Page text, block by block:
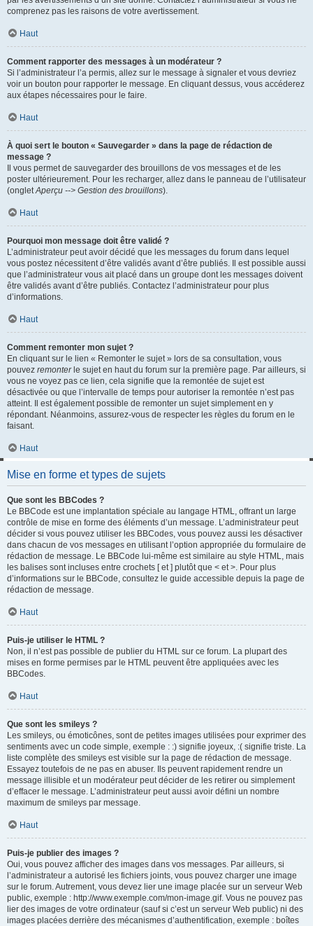
comprenez pas les raisons de votre avertissement.
Haut
Comment rapporter des messages à un modérateur ?
Si l’administrateur l’a permis, allez sur le message à signaler et vous devriez
voir un bouton pour rapporter le message. En cliquant dessus, vous accéderez
aux étapes nécessaires pour le faire.
Haut
À quoi sert le bouton « Sauvegarder » dans la page de rédaction de
message ?
Il vous permet de sauvegarder des brouillons de vos messages et de les
poster ultérieurement. Pour les recharger, allez dans le panneau de l’utilisateur
(ongletAperçu --> Gestion des brouillons).
Haut
Pourquoi mon message doit être validé ?
L’administrateur peut avoir décidé que les messages du forum dans lequel
vous postez nécessitent d’être validés avant d’être publiés. Il est possible aussi
que l’administrateur vous ait placé dans un groupe dont les messages doivent
être validés avant d’être publiés. Contactez l’administrateur pour plus
d’informations.
Haut
Comment remonter mon sujet ?
En cliquant sur le lien « Remonter le sujet » lors de sa consultation, vous
pouvez remonterle sujet en haut du forum sur la première page. Par ailleurs, si
vous ne voyez pas ce lien, cela signifie que la remontée de sujet est
désactivée ou que l’intervalle de temps pour autoriser la remontée n’est pas
atteint. Il est également possible de remonter un sujet simplement en y
répondant. Néanmoins, assurez-vous de respecter les règles du forum en le
faisant.
Haut
Mise en forme et types de sujets
Que sont les BBCodes ?
Le BBCode est une implantation spéciale au langage HTML, offrant un large
contrôle de mise en forme des éléments d’un message. L’administrateur peut
décider si vous pouvez utiliser les BBCodes, vous pouvez aussi les désactiver
dans chacun de vos messages en utilisant l’option appropriée du formulaire de
rédaction de message. Le BBCode lui-même est similaire au style HTML, mais
les balises sont incluses entre crochets [ et ] plutôt que < et >. Pour plus
d’informations sur le BBCode, consultez le guide accessible depuis la page de
rédaction de message.
Haut
Puis-je utiliser le HTML ?
Non, il n’est pas possible de publier du HTML sur ce forum. La plupart des
mises en forme permises par le HTML peuvent être appliquées avec les
BBCodes.
Haut
Que sont les smileys ?
Les smileys, ou émoticônes, sont de petites images utilisées pour exprimer des
sentiments avec un code simple, exemple : :) signifie joyeux, :( signifie triste. La
liste complète des smileys est visible sur la page de rédaction de message.
Essayez toutefois de ne pas en abuser. Ils peuvent rapidement rendre un
message illisible et un modérateur peut décider de les retirer ou simplement
d’effacer le message. L’administrateur peut aussi avoir défini un nombre
maximum de smileys par message.
Haut
Puis-je publier des images ?
Oui, vous pouvez afficher des images dans vos messages. Par ailleurs, si
l’administrateur a autorisé les fichiers joints, vous pouvez charger une image
sur le forum. Autrement, vous devez lier une image placée sur un serveur Web
public, exemple : http://www.exemple.com/mon-image.gif. Vous ne pouvez pas
lier des images de votre ordinateur (sauf si c’est un serveur Web public) ni des
images placées derrière des mécanismes d’authentification, exemple : boîtes